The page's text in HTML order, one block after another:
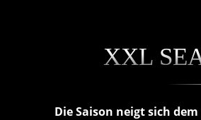
XXL
Die Saison neigt sich